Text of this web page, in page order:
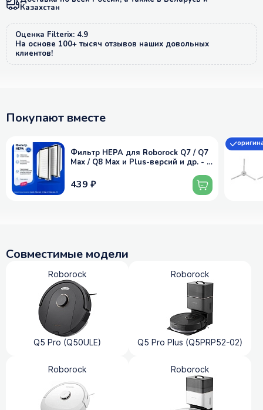
Казахстан
Оценка Filterix: 4.9
На основе 100+ тысяч отзывов наших довольных
клиентов!
Покупают вместе
Фильтр HEPA для Roborock Q7 / Q7
Max / Q8 Max и Plus-версий и др. - 2
439 ₽
Совместимые модели
Roborock
Q5 Pro (Q50ULE)
Roborock
Q5 Pro Plus (Q5PRP52-02)
Roborock Roborock